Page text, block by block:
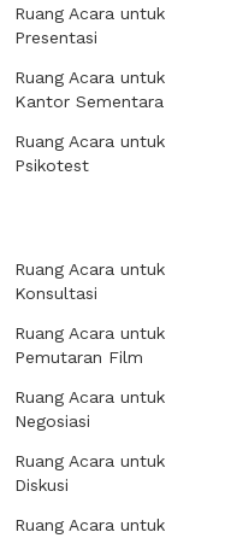
Ruang Acara untuk
Presentasi
Ruang Acara untuk
Kantor Sementara
Ruang Acara untuk
Psikotest
Ruang Acara untuk
Konsultasi
Ruang Acara untuk
Pemutaran Film
Ruang Acara untuk
Negosiasi
Ruang Acara untuk
Diskusi
Ruang Acara untuk